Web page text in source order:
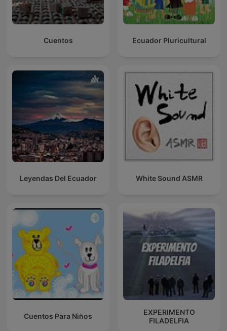
Cuentos Ecuador Pluricultural
Leyendas Del Ecuador White Sound ASMR
Cuentos Para Niños
EXPERIMENTO
FILADELFIA